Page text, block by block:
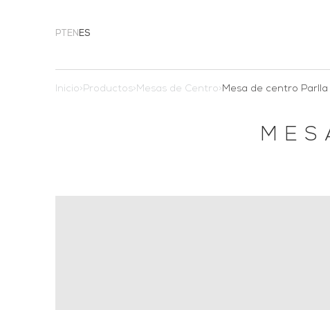
PT ENES
Inicio>Productos>Mesas de Centro>Mesa de centro Parlla